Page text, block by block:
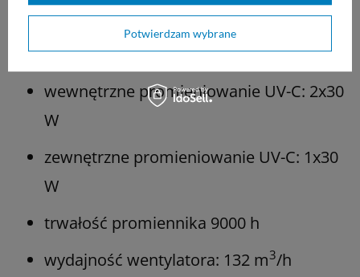
napięcie zasilania: 230 V 50 Hz
pobór mocy: 115 W
wewnętrzne promieniowanie UV-C: 2x30
W
zewnętrzne promieniowanie UV-C: 1x30
W
trwałość promiennika 9000 h
wydajność wentylatora: 132 m3/h
Potwierdzam wybrane